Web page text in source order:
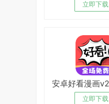
立即下载
立即下载